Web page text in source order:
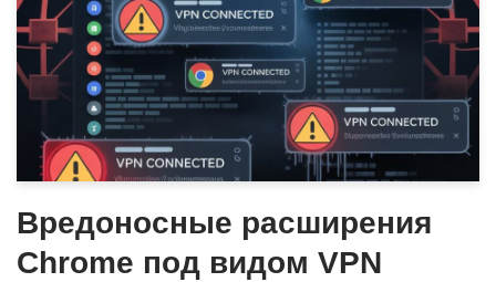
Вредоносные расширения
Chrome под видом VPN